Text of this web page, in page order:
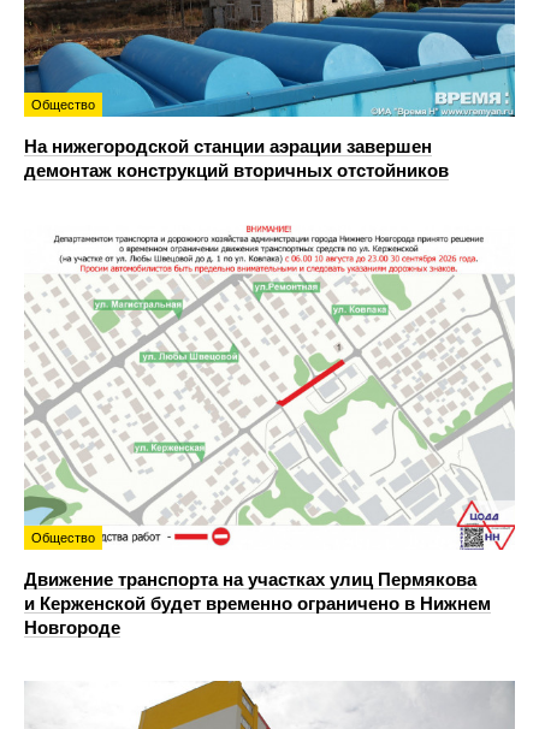
Общество
На нижегородской станции аэрации завершен
демонтаж конструкций вторичных отстойников
Общество
Движение транспорта на участках улиц Пермякова
и Керженской будет временно ограничено в Нижнем
Новгороде